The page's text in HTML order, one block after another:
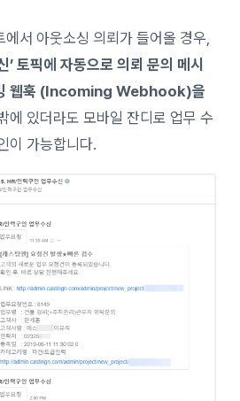
서 아웃소싱 의뢰가 들어올 경우,
’ 토픽에 자동으로 의뢰 문의 메시
웹훅 (Incoming Webhook)을
에 있더라도 모바일 잔디로 업무 수
이 가능합니다.